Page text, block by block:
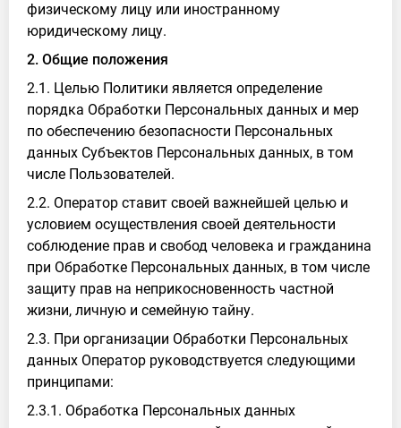
физическому лицу или иностранному
юридическому лицу.
2. Общие положения
2.1. Целью Политики является определение
порядка Обработки Персональных данных и мер
по обеспечению безопасности Персональных
данных Субъектов Персональных данных, в том
числе Пользователей.
2.2. Оператор ставит своей важнейшей целью и
условием осуществления своей деятельности
соблюдение прав и свобод человека и гражданина
при Обработке Персональных данных, в том числе
защиту прав на неприкосновенность частной
жизни, личную и семейную тайну.
2.3. При организации Обработки Персональных
данных Оператор руководствуется следующими
принципами:
2.3.1. Обработка Персональных данных